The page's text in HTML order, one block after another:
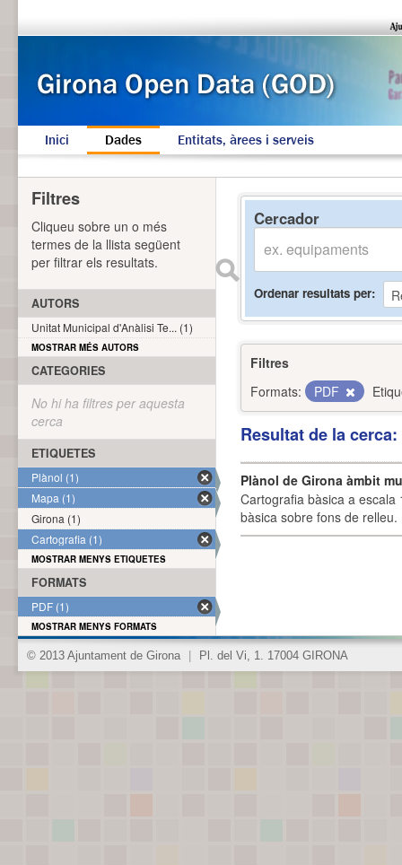
Inici Dades Entitats, àrees i serveis
Cercador
Ordenar resultats per
Filtres
Formats:
PDF
Resultat de la
Plànol de Girona àmbit
Cartografia bàsica a
bàsica sobre fons de
Filtres
Cliqueu sobre un o més
termes de la llista següent
per filtrar els resultats.
AUTORS
Unitat Municipal d'Anàlisi Te... (1)
MOSTRAR MÉS AUTORS
CATEGORIES
No hi ha filtres per aquesta
cerca
ETIQUETES
Plànol (1)
Mapa (1)
Girona (1)
Cartografia (1)
MOSTRAR MENYS ETIQUETES
FORMATS
PDF (1)
MOSTRAR MENYS FORMATS
© 2013 Ajuntament de Girona Pl. del Vi, 1. 17004 GIRONA